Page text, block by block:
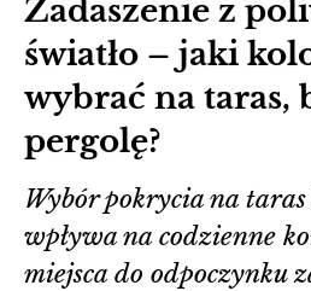
Zadaszenie z
światło – jaki
wybrać na taras,
pergolę?
Wybór pokrycia na
wpływa na codzienne
miejsca do odpoczynku